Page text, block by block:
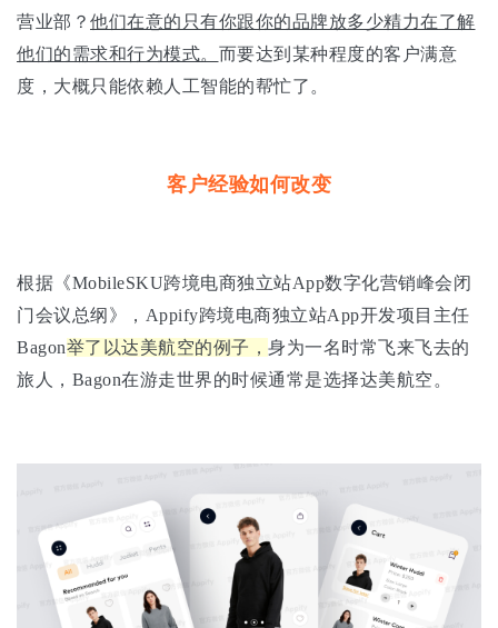
营业部？ 他们在意的只有你跟你的品牌放多少精力在了解
他们的需求和行为模式。 而要达到某种程度的客户满意
度，大概只能依赖人工智能的帮忙了。
客户经验如何改变
根据《MobileSKU跨境电商独立站App数字化营销峰会闭
门会议总纲》，Appify跨境电商独立站App开发项目主任
Bagon举了以达美航空的例子， 身为一名时常飞来飞去的
旅人，Bagon在游走世界的时候通常是选择达美航空。